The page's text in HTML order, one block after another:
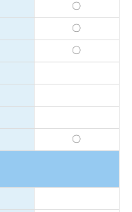
〇
〇
〇
〇